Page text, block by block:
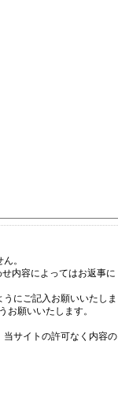
。
内容によってはお返事に
にご記入お願いいたしま
願いいたします。
サイトの許可なく内容の